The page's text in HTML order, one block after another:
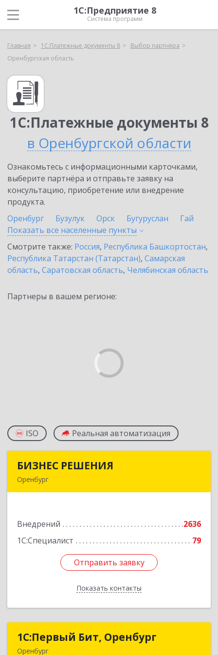
1С:Предприятие 8
Система программ
Главная 1С:Платежные документы 8
Выбор партнёра
Оренбургская область
1С:Платежные документы 8
в Оренбургской области
Ознакомьтесь с информационными карточками,
выберите партнёра и отправьте заявку на
консультацию, приобретение или внедрение
продукта.
Оренбург
Бузулук Орск Бугуруслан
Гай
Показать все населенные пункты
Смотрите также: Россия, Республика Башкортостан,
Республика Татарстан (Татарстан), Самарская
область, Саратовская область, Челябинская область
Партнеры в вашем регионе:
ISO Реальная автоматизация
БИЗНЕС РЕШЕНИЯ
Оренбург
Внедрений
2636
1С:Специалист
79
Отправить заявку
Показать контакты
БИЗНЕС РЕШЕНИЯ
Подробнее
Отправить заявку
Назад
1С:Первый Бит, Оренбург
Оренбург
1С:Первый Бит, Оренбург